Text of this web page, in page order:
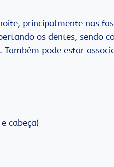
principalmente nas
os dentes, sendo
pode estar
cabeça)